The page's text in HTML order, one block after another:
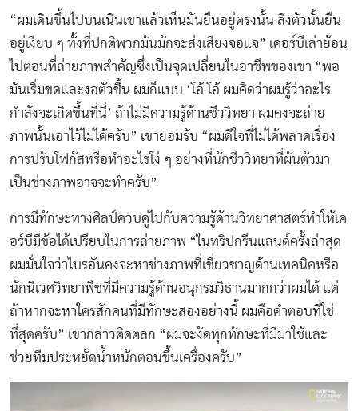
“ผมเดินขึ้นไปบนเนินเขาแล้วเห็นมันยืนอยู่ตรงนั้น ลิงตัวนั้นยืน
อยู่เงียบ ๆ ทั้งที่ปกติพวกมันมักจะส่งเสียงจอแจ” เคอร์บีเล่าย้อน
ไปตอนที่ถ่ายภาพสำคัญซึ่งเป็นจุดเปลี่ยนในอาชีพของเขา “พอ
มันเริ่มขดและงอตัวขึ้น ผมก็แบบ ‘โอ้ โอ้ ผมคิดว่าผมรู้ว่าอะไร
กำลังจะเกิดขึ้นที่นี่’ ถ้าไม่มีความรู้ด้านชีววิทยา ผมคงจะถ่าย
ภาพนั้นเอาไว้ไม่ได้ครับ” เขายอมรับ “ผมดีใจที่ไม่ได้พลาดเรื่อง
การปรับโฟกัสหรือทำอะไรโง่ ๆ อย่างที่นักชีววิทยาที่ผันตัวมา
เป็นช่างภาพอาจจะทำครับ”
การมีทักษะทางศิลป์ควบคู่ไปกับความรู้ด้านวิทยาศาสตร์ทำให้เค
อร์บีมีข้อได้เปรียบในการถ่ายภาพ “ในทริปกรีนแลนด์ครั้งล่าสุด
ผมมั่นใจว่าไบรอันคงจะหาช่างภาพที่เชี่ยวชาญด้านเทคนิคหรือ
นักนิเวศวิทยาพืชที่มีความรู้ด้านอนุกรมวิธานมากกว่าผมได้ แต่
ถ้าหากจะหาใครสักคนที่มีทักษะสองอย่างนี้ ผมคือคำตอบที่ใช่
ที่สุดครับ” เขากล่าวติดตลก “ผมจะงัดทุกทักษะที่มีมาใช้และ
ช่วยทีมประหยัดน้ำหนักตอนขึ้นเครื่องครับ”